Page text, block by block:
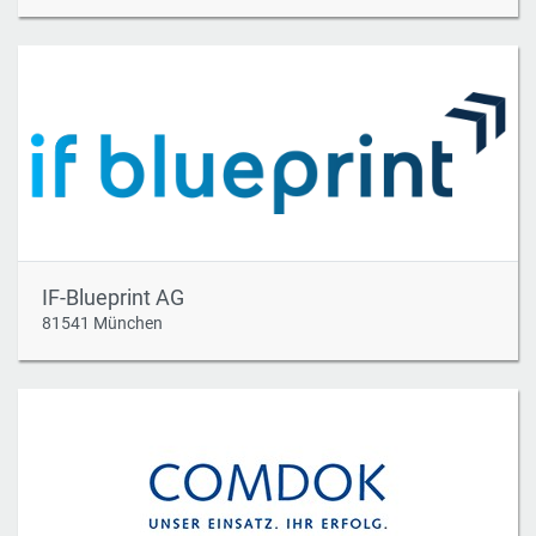
IF-Blueprint AG
81541 München